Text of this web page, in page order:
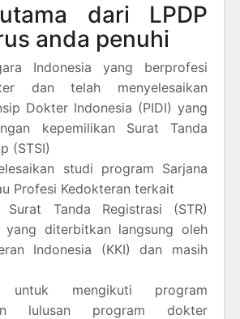
dari LPDP
anda penuhi
Indonesia yang berprofesi
dan telah menyelesaikan
Dokter Indonesia (PIDI) yang
kepemilikan Surat Tanda
(STSI)
studi program Sarjana
Profesi Kedokteran terkait
Surat Tanda Registrasi (STR)
yang diterbitkan langsung oleh
Indonesia (KKI) dan masih
mengikuti program
lulusan program dokter